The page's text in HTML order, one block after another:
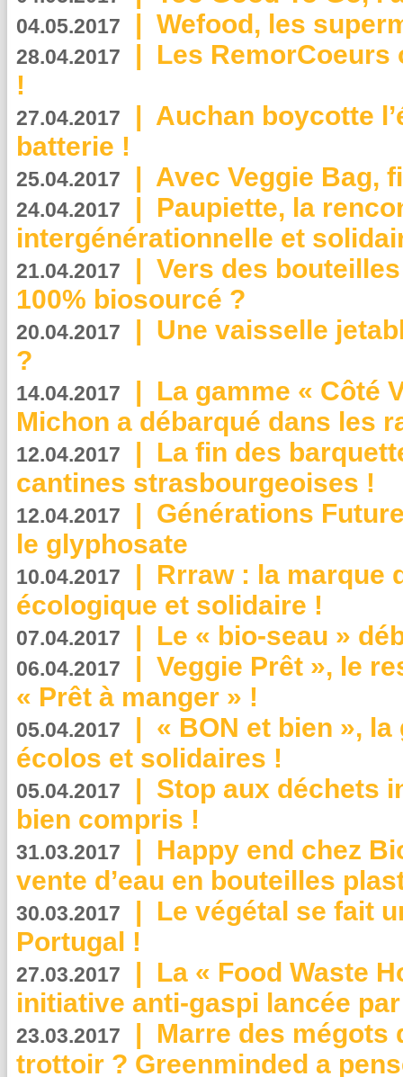
04.05.2017 | Wefood, les
28.04.2017 | Les RemorCoeurs
!
27.04.2017 | Auchan boycotte
batterie !
25.04.2017 | Avec Veggie Bag,
24.04.2017 | Paupiette, la
intergénérationnelle et
21.04.2017 | Vers des
100% biosourcé ?
20.04.2017 | Une vaisselle
?
14.04.2017 | La gamme « Côté
Michon a débarqué dans les
12.04.2017 | La fin des
cantines strasbourgeoises !
12.04.2017 | Générations
le glyphosate
10.04.2017 | Rrraw : la marque
écologique et solidaire !
07.04.2017 | Le « bio-seau »
06.04.2017 | Veggie Prêt », le
« Prêt à manger » !
05.04.2017 | « BON et bien »,
écolos et solidaires !
05.04.2017 | Stop aux déchets
bien compris !
31.03.2017 | Happy end chez
vente d’eau en bouteilles
30.03.2017 | Le végétal se fait
Portugal !
27.03.2017 | La « Food Waste
initiative anti-gaspi lancée
23.03.2017 | Marre des mégots
trottoir ? Greenminded a